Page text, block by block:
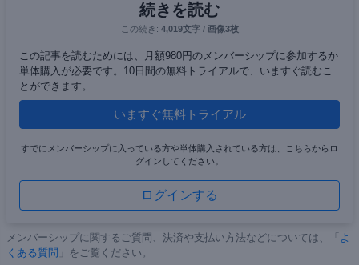
続きを読む
この続き: 4,019文字 / 画像3枚
この記事を読むためには、月額980円のメンバーシップに参加するか
単体購入が必要です。10日間の無料トライアルで、いますぐ読むこ
とができます。
いますぐ無料トライアル
すでにメンバーシップに入っている方や単体購入されている方は、こちらからロ
グインしてください。
ログインする
メンバーシップに関するご質問、決済や支払い方法などについては、「 よ
くある質問
」をご覧ください。